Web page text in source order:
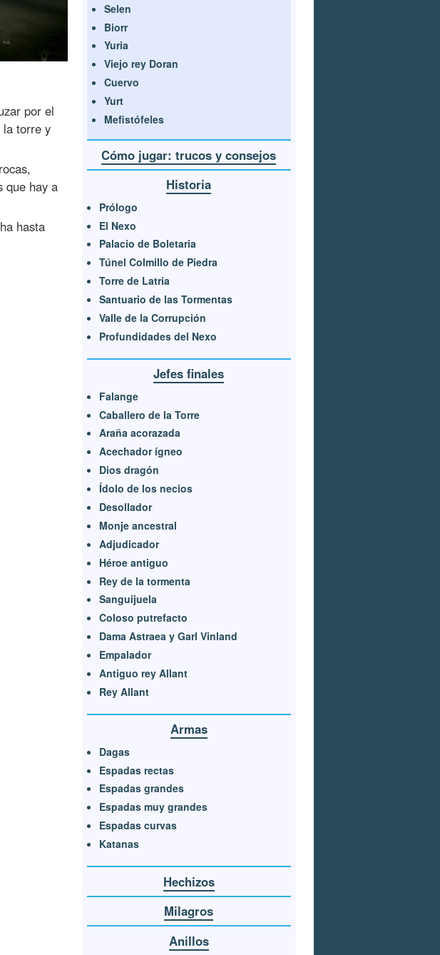
por el
la torre y
que hay a
hasta
Selen
Biorr
Yuria
Viejo rey Doran
Cuervo
Yurt
Mefistófeles
Cómo jugar: trucos y consejos
Historia
Prólogo
El Nexo
Palacio de Boletaria
Túnel Colmillo de Piedra
Torre de Latria
Santuario de las Tormentas
Valle de la Corrupción
Profundidades del Nexo
Jefes finales
Falange
Caballero de la Torre
Araña acorazada
Acechador ígneo
Dios dragón
Ídolo de los necios
Desollador
Monje ancestral
Adjudicador
Héroe antiguo
Rey de la tormenta
Sanguijuela
Coloso putrefacto
Dama Astraea y Garl Vinland
Empalador
Antiguo rey Allant
Rey Allant
Armas
Dagas
Espadas rectas
Espadas grandes
Espadas muy grandes
Espadas curvas
Katanas
Hechizos
Milagros
Anillos